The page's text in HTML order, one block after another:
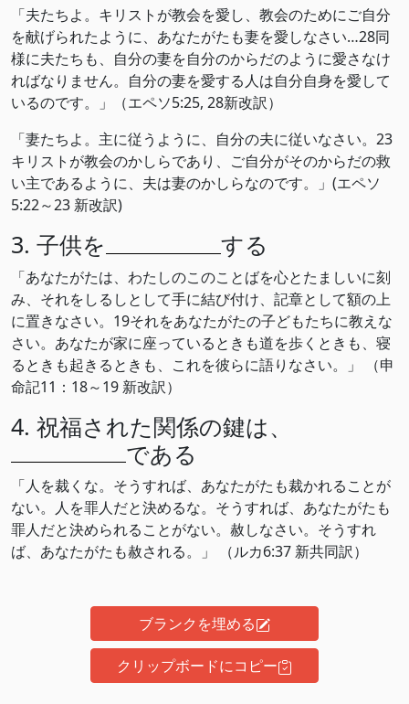
「夫たちよ。キリストが教会を愛し、教会のためにご自分
を献げられたように、あなたがたも妻を愛しなさい…28同
様に夫たちも、自分の妻を自分のからだのように愛さなけ
ればなりません。自分の妻を愛する人は自分自身を愛して
いるのです。」（エペソ5:25, 28新改訳）
「妻たちよ。主に従うように、自分の夫に従いなさい。23
キリストが教会のかしらであり、ご自分がそのからだの救
い主であるように、夫は妻のかしらなのです。」(エペソ
5:22～23 新改訳)
3. 子供を する
「あなたがたは、わたしのこのことばを心とたましいに刻
み、それをしるしとして手に結び付け、記章として額の上
に置きなさい。19それをあなたがたの子どもたちに教えな
さい。あなたが家に座っているときも道を歩くときも、寝
るときも起きるときも、これを彼らに語りなさい。」 （申
命記11：18～19 新改訳）
4. 祝福された関係の鍵は、
である
「人を裁くな。そうすれば、あなたがたも裁かれることが
ない。人を罪人だと決めるな。そうすれば、あなたがたも
罪人だと決められることがない。赦しなさい。そうすれ
ば、あなたがたも赦される。」 （ルカ‭6‬:‭37‬ 新共同訳‬）
ブランクを埋める
クリップボードにコピー